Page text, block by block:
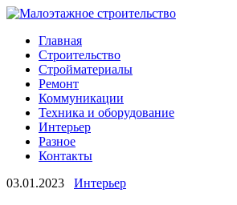
Главная
Строительство
Стройматериалы
Ремонт
Коммуникации
Техника и оборудование
Интерьер
Разное
Контакты
03.01.2023
Интерьер